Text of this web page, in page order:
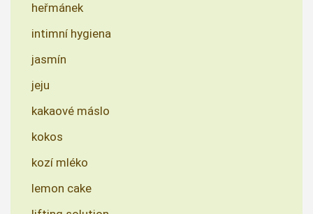
heřmánek
intimní hygiena
jasmín
jeju
kakaové máslo
kokos
kozí mléko
lemon cake